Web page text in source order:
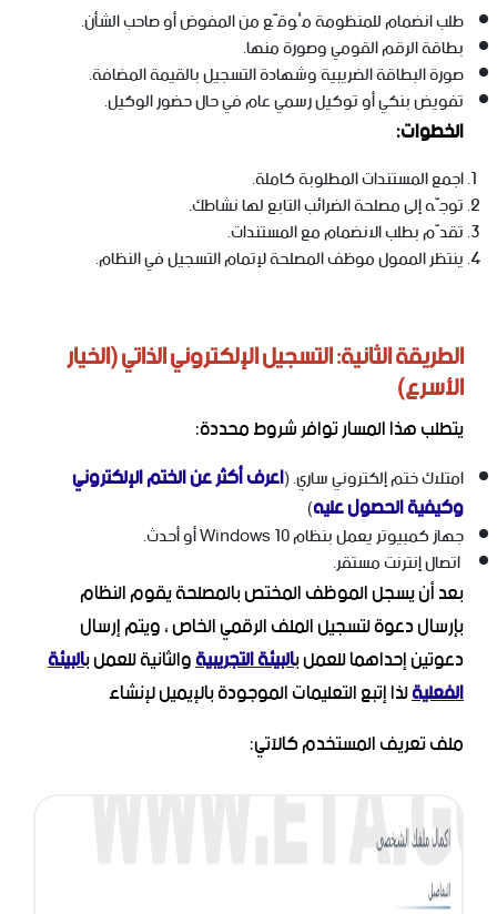
طلب انضمام للمنظومة مُوقّع من المفوض أو صاحب الشأن.
بطاقة الرقم القومي وصورة منها.
صورة البطاقة الضريبية وشهادة التسجيل بالقيمة المضافة.
تفويض بنكي أو توكيل رسمي عام في حال حضور الوكيل.
الخطوات:
اجمع المستندات المطلوبة كاملة.
توجّه إلى مصلحة الضرائب التابع لها نشاطك.
تقدّم بطلب الانضمام مع المستندات.
ينتظر الممول موظف المصلحة لإتمام التسجيل في النظام.
الطريقة الثانية: التسجيل الإلكتروني الذاتي (الخيار
الأسرع)
يتطلب هذا المسار توافر شروط محددة:
امتلاك ختم إلكتروني ساري. (اعرف أكثر عن الختم الإلكتروني
وكيفية الحصول عليه)
جهاز كمبيوتر يعمل بنظام Windows 10 أو أحدث.
اتصال إنترنت مستقر.
بعد أن يسجل الموظف المختص بالمصلحة يقوم النظام
بإرسال دعوة لتسجيل الملف الرقمي الخاص ، ويتم إرسال
دعوتين إحداهما للعمل بالبيئة التجريبيةوالثانية للعمل بالبيئة
الفعليةلذا إتبع التعليمات الموجودة بالإيميل لإنشاء
ملف تعريف المستخدم كالآتي: